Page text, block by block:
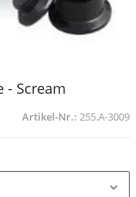
- Scream
Artikel-Nr.: 255.A-3009